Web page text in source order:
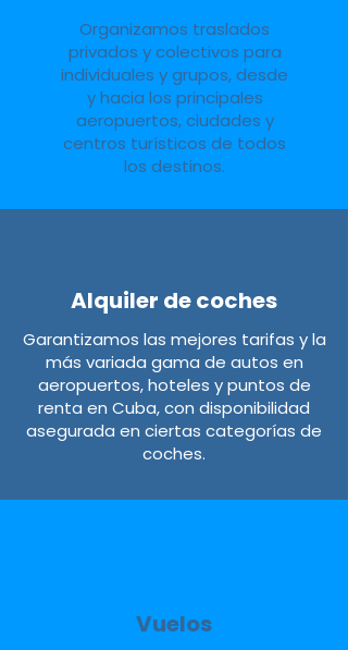
Organizamos traslados
privados y colectivos para
individuales y grupos, desde
y hacia los principales
aeropuertos, ciudades y
centros turísticos de todos
los destinos.
Alquiler de coches
Garantizamos las mejores tarifas y la
más variada gama de autos en
aeropuertos, hoteles y puntos de
renta en Cuba, con disponibilidad
asegurada en ciertas categorías de
coches.
Vuelos